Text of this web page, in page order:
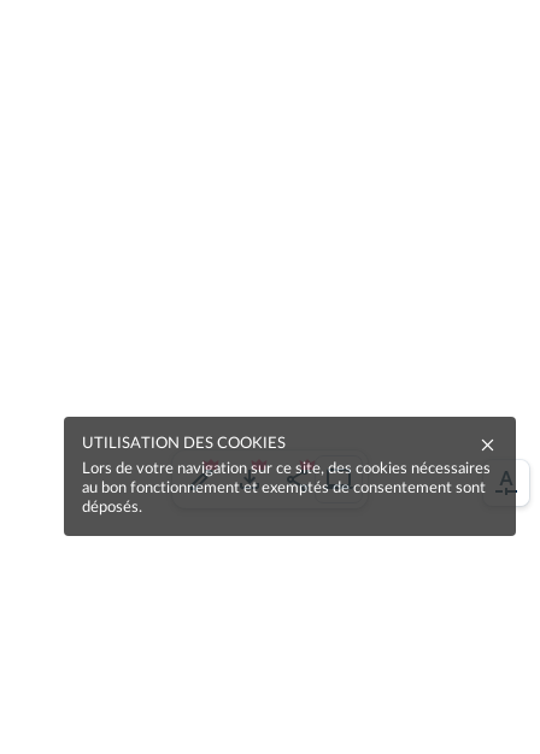
UTILISATION DES COOKIES
Lors de votre navigation sur ce site, des cookies nécessaires
au bon fonctionnement et exemptés de consentement sont
déposés.